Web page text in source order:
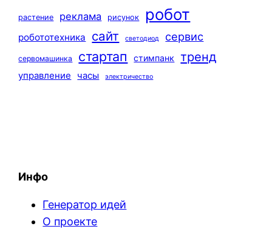
растение реклама рисунок робот
робототехника сайт светодиод сервис
сервомашинка стартап стимпанк тренд
управление часы электричество
Инфо
Генератор идей
О проекте